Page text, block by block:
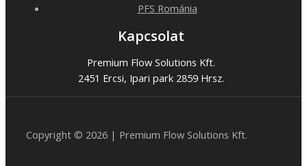
PFS Románia
Kapcsolat
Premium Flow Solutions Kft.
2451 Ercsi, Ipari park 2859 Hrsz.
Copyright © 2026 | Premium Flow Solutions Kft.